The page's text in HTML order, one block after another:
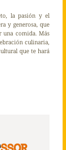
la pasión y el
y generosa, que
una comida. Más
culinaria,
que te hará